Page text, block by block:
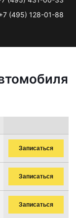
(495) 128-01-88
Записаться
Записаться
Записаться